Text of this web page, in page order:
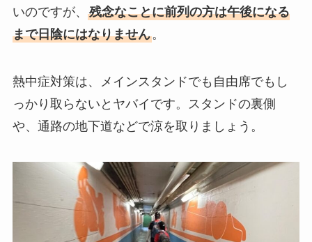
いのですが、 残念なことに前列の方は午後になる
まで日陰にはなりません。
熱中症対策は、メインスタンドでも自由席でもし
っかり取らないとヤバイです。スタンドの裏側
や、通路の地下道などで涼を取りましょう。